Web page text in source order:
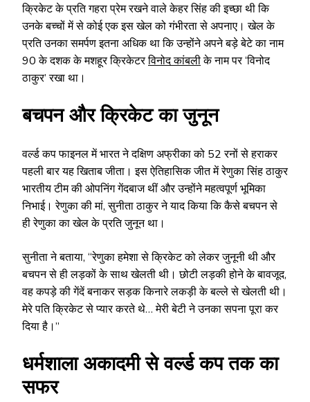
क्रिकेट के प्रति गहरा प्रेम रखने वाले केहर सिंह की इच्छा थी कि
उनके बच्चों में से कोई एक इस खेल को गंभीरता से अपनाए। खेल के
प्रति उनका समर्पण इतना अधिक था कि उन्होंने अपने बड़े बेटे का नाम
90 के दशक के मशहूर क्रिकेटरविनोद कांबलीके नाम पर ‘विनोद
ठाकुर’ रखा था।
बचपन और क्रिकेट का जुनून
वर्ल्ड कप फाइनल में भारत ने दक्षिण अफ्रीका को 52 रनों से हराकर
पहली बार यह खिताब जीता। इस ऐतिहासिक जीत में रेणुका सिंह ठाकुर
भारतीय टीम की ओपनिंग गेंदबाज थीं और उन्होंने महत्वपूर्ण भूमिका
निभाई। रेणुका की मां, सुनीता ठाकुर ने याद किया कि कैसे बचपन से
ही रेणुका का खेल के प्रति जुनून था।
सुनीता ने बताया, “रेणुका हमेशा से क्रिकेट को लेकर जुनूनी थी और
बचपन से ही लड़कों के साथ खेलती थी। छोटी लड़की होने के बावजूद,
वह कपड़े की गेंदें बनाकर सड़क किनारे लकड़ी के बल्ले से खेलती थी।
मेरे पति क्रिकेट से प्यार करते थे… मेरी बेटी ने उनका सपना पूरा कर
दिया है।”
धर्मशाला अकादमी से वर्ल्ड कप तक का
सफर